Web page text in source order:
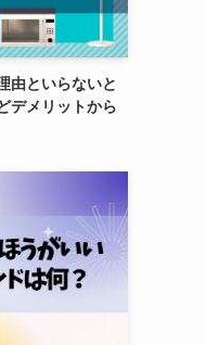
由といらないと
デメリットから